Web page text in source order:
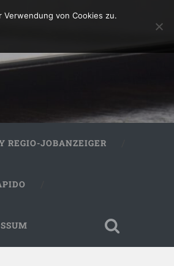
REGIO-JOBANZEIGER
von Cookies zu.